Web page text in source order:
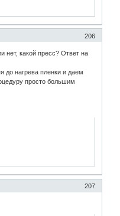
206
нет, какой пресс? Ответ на
до нагрева пленки и даем
просто большим
207